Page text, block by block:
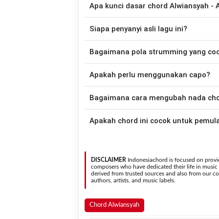
Apa kunci dasar chord Alwiansyah -
chord ini telah disederhanakan
belajar memainkan lagu ini.
Siapa penyanyi asli lagu ini?
tersedia versi chord
Bagaimana pola strumming yang
Down - Down - Up - Up - Down - Up
Bunda Jangan Berpisah.
Apakah perlu menggunakan capo?
nada asli penyanyi, kamu dapat
kebutuhan.
Bagaimana cara mengubah nada
nada. Seluruh chord akan berubah secara otomatis tanpa mengubah lirik sehingga kamu dapat
Apakah chord ini cocok untuk
DISCLAIMER Indonesiachord is focused on
composers who have dedicated their life in
derived from trusted sources and also from our
authors, artists, and music labels.
Chord Alwiansyah